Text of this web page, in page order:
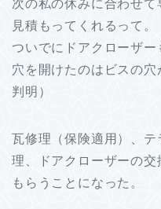
次の私の休みに合わせ
見積もってくれるって。
ついでにドアクローザ
穴を開けたのはビスの
判明）
瓦修理（保険適用）、
理、ドアクローザーの
もらうことになった。